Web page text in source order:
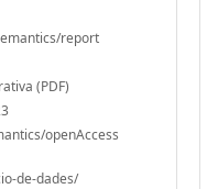
report
(PDF)
openAccess
de-dades/